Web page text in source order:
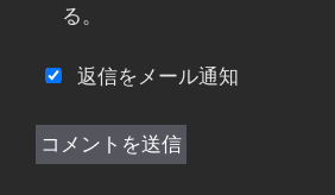
る。
返信をメール通知